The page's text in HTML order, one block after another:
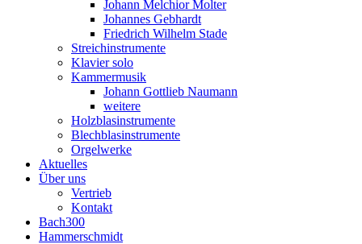
Johann Melchior Molter
Johannes Gebhardt
Friedrich Wilhelm Stade
Streichinstrumente
Klavier solo
Kammermusik
Johann Gottlieb Naumann
weitere
Holzblasinstrumente
Blechblasinstrumente
Orgelwerke
Aktuelles
Über uns
Vertrieb
Kontakt
Bach300
Hammerschmidt